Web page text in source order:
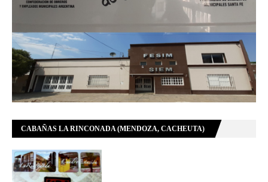
CABAÑAS LA RINCONADA (MENDOZA, CACHEUTA)